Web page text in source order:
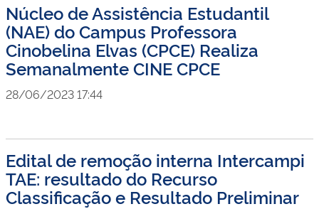
Núcleo de Assistência Estudantil
(NAE) do Campus Professora
Cinobelina Elvas (CPCE) Realiza
Semanalmente CINE CPCE
28/06/2023 17:44
Edital de remoção interna Intercampi
TAE: resultado do Recurso
Classificação e Resultado Preliminar